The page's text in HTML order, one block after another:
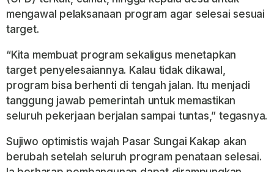
mengawal pelaksanaan program agar selesai sesuai
target.
“Kita membuat program sekaligus menetapkan
target penyelesaiannya. Kalau tidak dikawal,
program bisa berhenti di tengah jalan. Itu menjadi
tanggung jawab pemerintah untuk memastikan
seluruh pekerjaan berjalan sampai tuntas,” tegasnya.
Sujiwo optimistis wajah Pasar Sungai Kakap akan
berubah setelah seluruh program penataan selesai.